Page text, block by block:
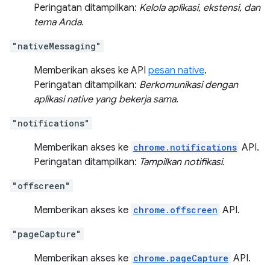
Peringatan ditampilkan: Kelola aplikasi, ekstensi, dan
tema Anda.
"nativeMessaging"
Memberikan akses ke API pesan native.
Peringatan ditampilkan: Berkomunikasi dengan
aplikasi native yang bekerja sama.
"notifications"
Memberikan akses ke chrome.notifications API.
Peringatan ditampilkan: Tampilkan notifikasi.
"offscreen"
Memberikan akses ke chrome.offscreen API.
"pageCapture"
Memberikan akses ke chrome.pageCapture API.